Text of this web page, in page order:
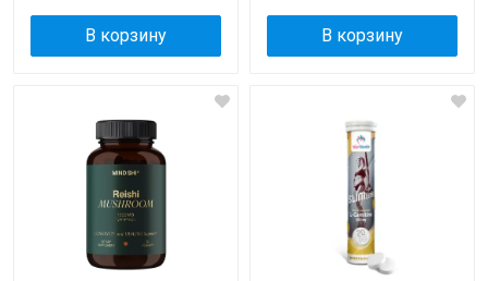
В корзину В корзину